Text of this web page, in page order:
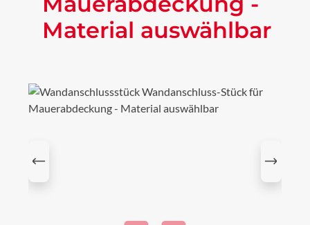
Material auswählbar
Bildergalerie überspringen